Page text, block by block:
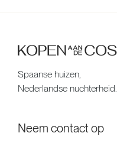
Spaanse huizen,
Nederlandse nuchterheid.
Neem contact op